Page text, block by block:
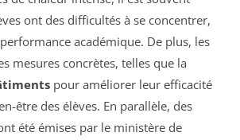
ont des difficultés à se concentrer,
académique. De plus, les
mesures concrètes, telles que la
pour améliorer leur efficacité
être des élèves. En parallèle, des
été émises par le ministère de